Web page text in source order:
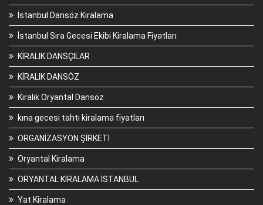
İstanbul Dansöz Kiralama
İstanbul Sıra Gecesi Ekibi Kiralama Fiyatları
KİRALIK DANSÇILAR
KİRALIK DANSÖZ
Kiralık Oryantal Dansöz
kına gecesi tahtı kiralama fiyatları
ORGANİZASYON ŞİRKETİ
Oryantal Kiralama
ORYANTAL KİRALAMA İSTANBUL
Yat Kiralama